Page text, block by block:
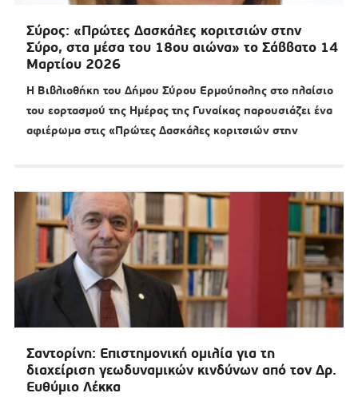
Σύρος: «Πρώτες Δασκάλες κοριτσιών στην
Σύρο, στα μέσα του 18ου αιώνα» το Σάββατο 14
Μαρτίου 2026
Η Βιβλιοθήκη του Δήμου Σύρου Ερμούπολης στο πλαίσιο
του εορτασμού της Ημέρας της Γυναίκας παρουσιάζει ένα
αφιέρωμα στις «Πρώτες Δασκάλες κοριτσιών στην
Σαντορίνη: Επιστημονική ομιλία για τη
διαχείριση γεωδυναμικών κινδύνων από τον Δρ.
Ευθύμιο Λέκκα